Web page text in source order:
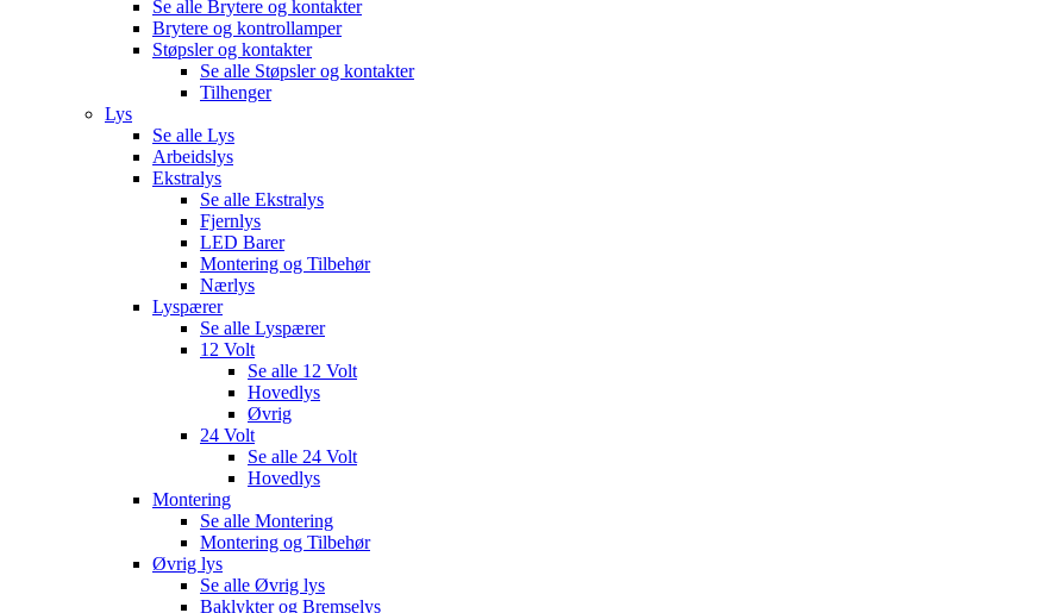
Se alle Brytere og kontakter
Brytere og kontrollamper
Støpsler og kontakter
Se alle Støpsler og kontakter
Tilhenger
Lys
Se alle Lys
Arbeidslys
Ekstralys
Se alle Ekstralys
Fjernlys
LED Barer
Montering og Tilbehør
Nærlys
Lyspærer
Se alle Lyspærer
12 Volt
Se alle 12 Volt
Hovedlys
Øvrig
24 Volt
Se alle 24 Volt
Hovedlys
Montering
Se alle Montering
Montering og Tilbehør
Øvrig lys
Se alle Øvrig lys
Baklykter og Bremselys